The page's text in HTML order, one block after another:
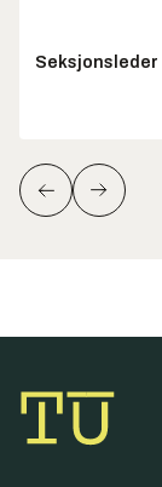
Seksjonsleder